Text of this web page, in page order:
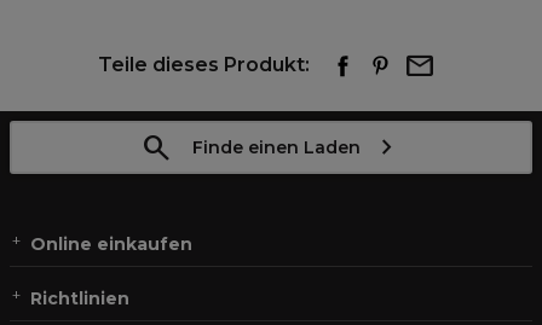
Teile dieses Produkt:
Finde einen Laden
Online einkaufen
Richtlinien